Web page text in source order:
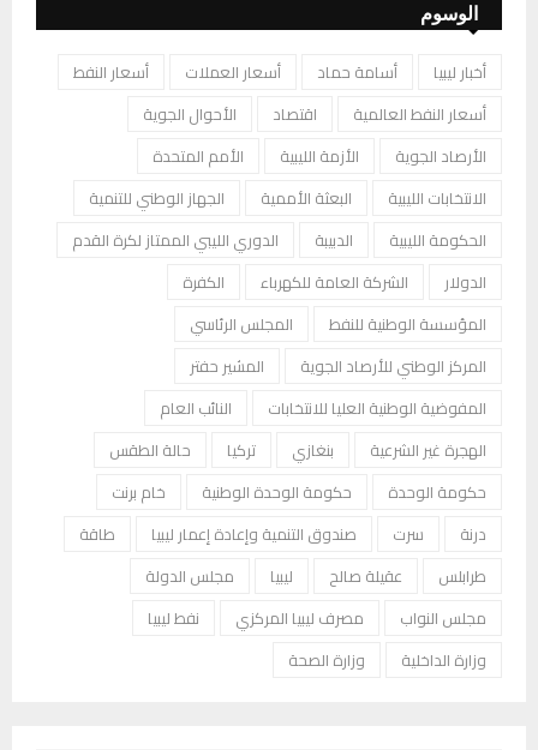
الوسوم
أخبار ليبيا أسامة حماد أسعار العملات
أسعار النفط
أسعار النفط العالمية
اقتصاد
الأحوال الجوية
الأرصاد الجوية
الأزمة الليبية
الأمم المتحدة
الانتخابات الليبية
البعثة الأممية
الجهاز الوطني للتنمية
الحكومة الليبية
الدبيبة
الدوري الليبي الممتاز لكرة القدم
الدولار
الشركة العامة للكهرباء
الكفرة
المؤسسة الوطنية للنفط
المجلس الرئاسي
المركز الوطني للأرصاد الجوية
المشير حفتر
المفوضية الوطنية العليا للانتخابات
النائب العام
الهجرة غير الشرعية
بنغازي تركيا
حالة الطقس
حكومة الوحدة
حكومة الوحدة الوطنية
خام برنت
درنة
سرت صندوق التنمية وإعادة إعمار ليبيا
طاقة
طرابلس
عقيلة صالح ليبيا
مجلس الدولة
مجلس النواب
مصرف ليبيا المركزي
نفط ليبيا
وزارة الداخلية
وزارة الصحة